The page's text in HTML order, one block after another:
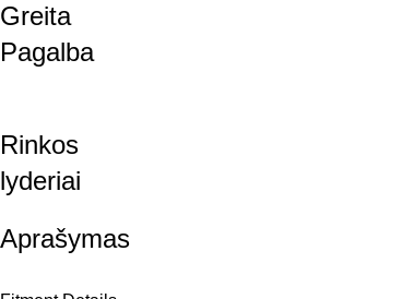
Greita
Pagalba
Rinkos
lyderiai
Aprašymas